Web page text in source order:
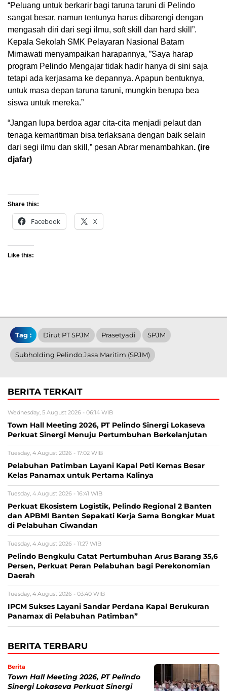
“Peluang untuk berkarir bagi taruna taruni di Pelindo
sangat besar, namun tentunya harus dibarengi dengan
mengasah diri dari segi ilmu, soft skill dan hard skill”.
Kepala Sekolah SMK Pelayaran Nasional Batam
Mirnawati menyampaikan harapannya, ”Saya harap
program Pelindo Mengajar tidak hadir hanya di sini saja
tetapi ada kerjasama ke depannya. Apapun bentuknya,
untuk masa depan taruna taruni, mungkin berupa bea
siswa untuk mereka.”
“Jangan lupa berdoa agar cita-cita menjadi pelaut dan
tenaga kemaritiman bisa terlaksana dengan baik selain
dari segi ilmu dan skill,” pesan Abrar menambahkan. (ire
djafar)
Share this:
Facebook X
Like this:
Tag : Dirut PT SPJM Prasetyadi SPJM
Subholding Pelindo Jasa Maritim (SPJM)
BERITA TERKAIT
Wednesday, 5 August 2026 - 06:14 WIB
Town Hall Meeting 2026, PT Pelindo Sinergi Lokaseva
Perkuat Sinergi Menuju Pertumbuhan Berkelanjutan
Tuesday, 4 August 2026 - 17:02 WIB
Pelabuhan Patimban Layani Kapal Peti Kemas Besar
Kelas Panamax untuk Pertama Kalinya
Tuesday, 4 August 2026 - 16:41 WIB
Perkuat Ekosistem Logistik, Pelindo Regional 2 Banten
dan APBMI Banten Sepakati Kerja Sama Bongkar Muat
di Pelabuhan Ciwandan
Tuesday, 4 August 2026 - 11:27 WIB
Pelindo Bengkulu Catat Pertumbuhan Arus Barang 35,6
Persen, Perkuat Peran Pelabuhan bagi Perekonomian
Daerah
Tuesday, 4 August 2026 - 03:40 WIB
IPCM Sukses Layani Sandar Perdana Kapal Berukuran
Panamax di Pelabuhan Patimban”
BERITA TERBARU
Berita
Town Hall Meeting 2026, PT Pelindo
Sinergi Lokaseva Perkuat Sinergi